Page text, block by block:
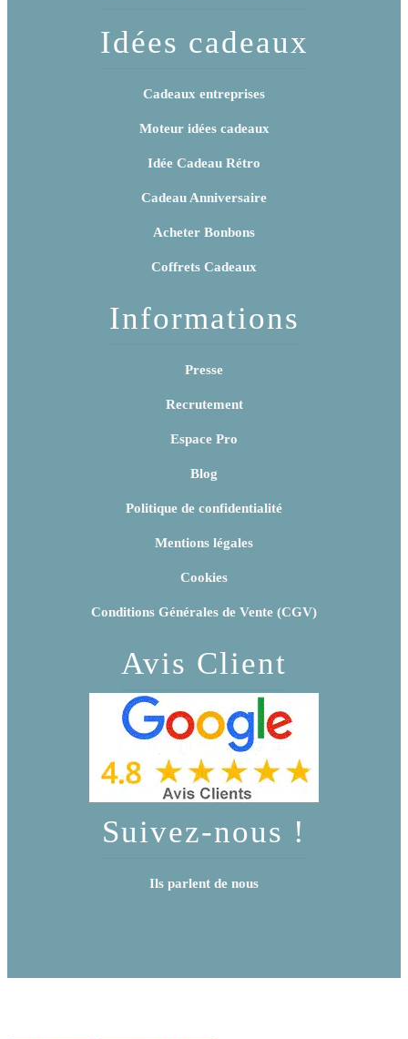
Idées cadeaux
Cadeaux entreprises
Moteur idées cadeaux
Idée Cadeau Rétro
Cadeau Anniversaire
Acheter Bonbons
Coffrets Cadeaux
Informations
Presse
Recrutement
Espace Pro
Blog
Politique de confidentialité
Mentions légales
Cookies
Conditions Générales de Vente (CGV)
Avis Client
Suivez-nous !
Ils parlent de nous